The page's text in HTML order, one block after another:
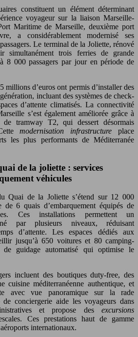
constituent un élément déterminant
voyageur sur la liaison Marseille-
Maritime de Marseille, deuxième port
a considérablement modernisé ses
Le terminal de la Joliette, rénové
simultanément trois ferries de grande
8 000 passagers par jour en période de
millions d’euros ont permis d’installer des
incluant des systèmes de check-
d’attente climatisés. La connectivité
s’est également améliorée grâce à
tramway T2, qui dessert désormais
modernisation infrastructureplace
les plus performants de Méditerranée
de la joliette : services
véhicules
Quai de la Joliette s’étend sur 12 000
de 6 quais d’embarquement équipés de
Ces installations permettent un
par plusieurs niveaux, réduisant
d’attente. Les espaces dédiés aux
jusqu’à 650 voitures et 80 camping-
de guidage automatisé qui optimise le
incluent des boutiques duty-free, des
cuisine méditerranéenne authentique, et
avec vue panoramique sur la rade
conciergerie aide les voyageurs dans
et propose des excursions
Ces prestations haut de gamme
internationaux.